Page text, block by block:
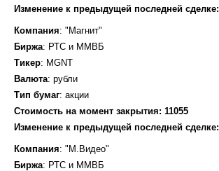
Изменение к предыдущей последней сделке:
Компания: "Магнит"
Биржа: РТС и ММВБ
Тикер: MGNT
Валюта: рубли
Тип бумаг: акции
Стоимость на момент закрытия: 11055
Изменение к предыдущей последней сделке:
Компания: "М.Видео"
Биржа: РТС и ММВБ